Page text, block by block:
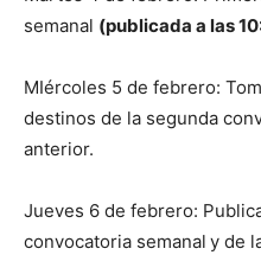
semanal (publicada a las
MIércoles 5 de febrero:
destinos de la segunda
anterior.
Jueves 6 de febrero:
convocatoria semanal y de